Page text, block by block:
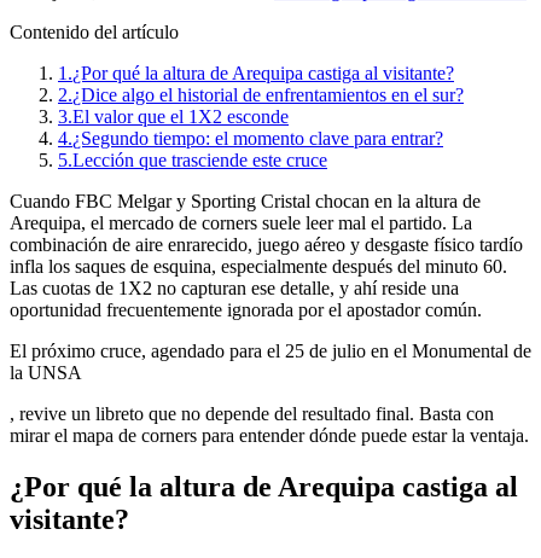
Contenido del artículo
1.¿Por qué la altura de Arequipa castiga al visitante?
2.¿Dice algo el historial de enfrentamientos en el sur?
3.El valor que el 1X2 esconde
4.¿Segundo tiempo: el momento clave para entrar?
5.Lección que trasciende este cruce
Cuando FBC Melgar y Sporting Cristal chocan en la altura de
Arequipa, el mercado de corners suele leer mal el partido. La
combinación de aire enrarecido, juego aéreo y desgaste físico tardío
infla los saques de esquina, especialmente después del minuto 60.
Las cuotas de 1X2 no capturan ese detalle, y ahí reside una
oportunidad frecuentemente ignorada por el apostador común.
El próximo cruce, agendado para el 25 de julio en el Monumental de
la UNSA
, revive un libreto que no depende del resultado final. Basta con
mirar el mapa de corners para entender dónde puede estar la ventaja.
¿Por qué la altura de Arequipa castiga al
visitante?